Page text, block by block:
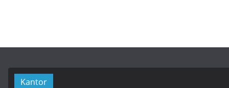
Kantor